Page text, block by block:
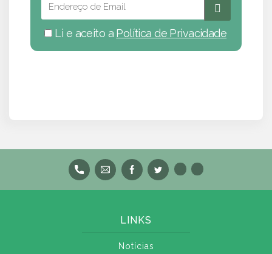
Li e aceito a Política de Privacidade
LINKS
Notícias